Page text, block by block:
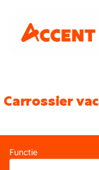
Carrossier
Functie